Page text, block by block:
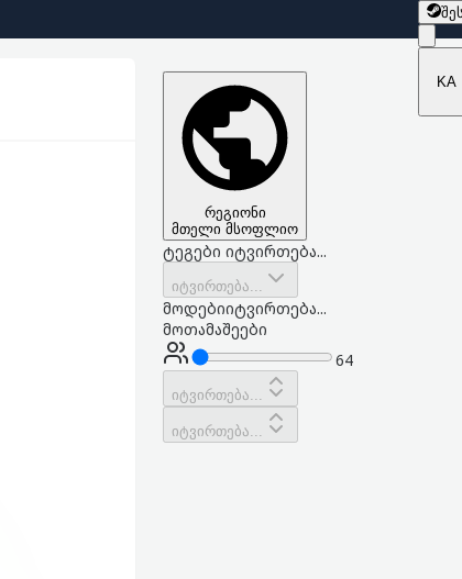
KA
რეგიონი
მთელი მსოფლიო
ტეგები იტვირთება...
იტვირთება...
მოდებიიტვირთება...
მოთამაშეები
64
იტვირთება...
იტვირთება...